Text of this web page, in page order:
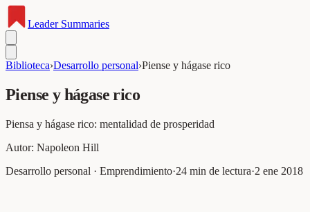
LeaderSummaries
Biblioteca›Desarrollo personal›Piense y hágase rico
Piense y hágase rico
Piensa y hágase rico: mentalidad de prosperidad
Autor: Napoleon Hill
Desarrollo personal · Emprendimiento·24 min de lectura·2 ene 2018